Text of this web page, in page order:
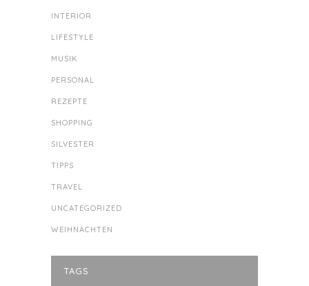
INTERIOR
LIFESTYLE
MUSIK
PERSONAL
REZEPTE
SHOPPING
SILVESTER
TIPPS
TRAVEL
UNCATEGORIZED
WEIHNACHTEN
TAGS